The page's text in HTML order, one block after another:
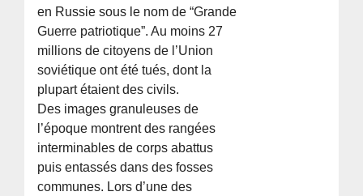
en Russie sous le nom de “Grande
Guerre patriotique”. Au moins 27
millions de citoyens de l’Union
soviétique ont été tués, dont la
plupart étaient des civils.
Des images granuleuses de
l’époque montrent des rangées
interminables de corps abattus
puis entassés dans des fosses
communes. Lors d’une des